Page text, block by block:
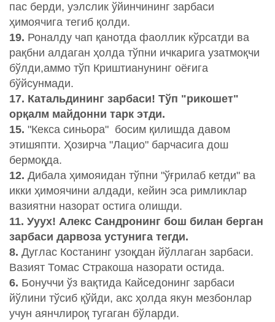
пас берди, уэлслик ўйинчининг зарбаси
ҳимоячига тегиб қолди.
19. Роналду чап қанотда фаоллик кўрсатди ва
рақбни алдаган ҳолда тўпни ичкарига узатмоқчи
бўлди,аммо тўп Криштианунинг оёғига
бўйсунмади.
17. Катальдининг зарбаси! Тўп "рикошет"
орқалм майдонни тарк этди.
15. "Кекса синьора" босим қилишда давом
этишяпти. Ҳозирча "Лацио" барчасига дош
бермоқда.
12. Дибала ҳимояидан тўпни "ўғрилаб кетди" ва
икки ҳимоячини алдади, кейин эса римликлар
вазиятни назорат остига олишди.
11. Ууух! Алекс Сандронинг бош билан берган
зарбаси дарвоза устунига тегди.
8. Дуглас Костанинг узоқдан йўллаган зарбаси.
Вазият Томас Стракоша назорати остида.
6. Бонуччи ўз вақтида Кайседонинг зарбаси
йўлини тўсиб қўйди, акс ҳолда якун мезбонлар
учун аянчлироқ тугаган бўларди.